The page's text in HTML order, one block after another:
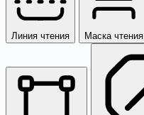
Линия чтения Маска чтения